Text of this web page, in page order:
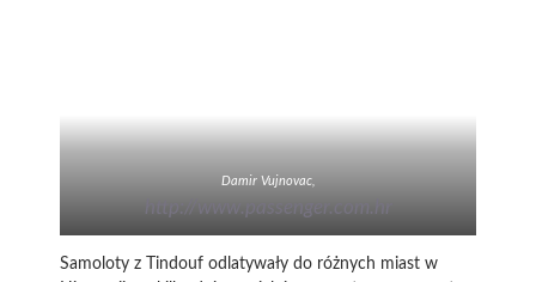
Damir Vujnovac,
http://www.passenger.com.hr
Samoloty z Tindouf odlatywały do różnych miast w